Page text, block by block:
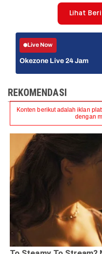
Lihat
Live Now
Okezone Live 24 Jam